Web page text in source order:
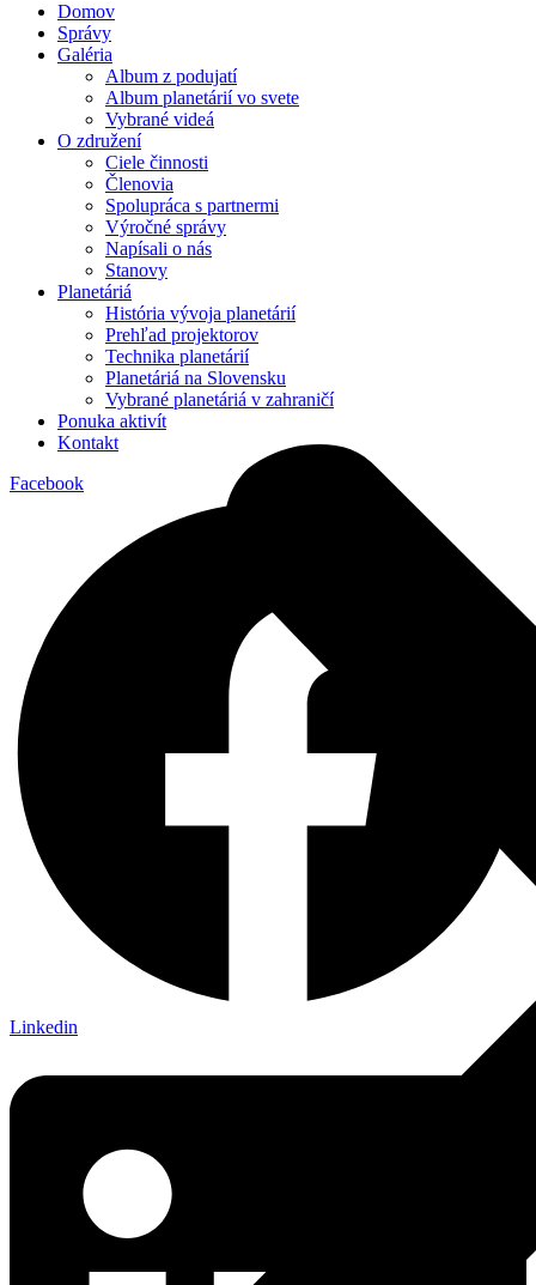
Domov
Správy
Galéria
Album z podujatí
Album planetárií vo svete
Vybrané videá
O združení
Ciele činnosti
Členovia
Spolupráca s partnermi
Výročné správy
Napísali o nás
Stanovy
Planetáriá
História vývoja planetárií
Prehľad projektorov
Technika planetárií
Planetáriá na Slovensku
Vybrané planetáriá v zahraničí
Ponuka aktivít
Kontakt
Facebook
Linkedin